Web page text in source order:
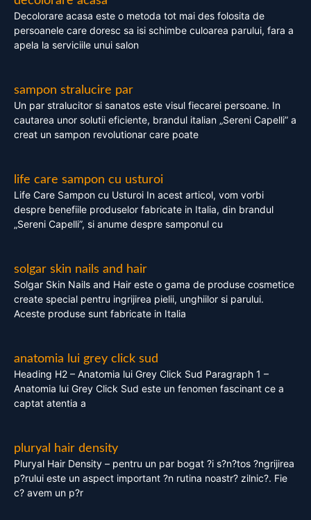
Decolorare acasa este o metoda tot mai des folosita de
persoanele care doresc sa isi schimbe culoarea parului, fara a
apela la serviciile unui salon
sampon stralucire par
Un par stralucitor si sanatos este visul fiecarei persoane. In
cautarea unor solutii eficiente, brandul italian „Sereni Capelli” a
creat un sampon revolutionar care poate
life care sampon cu usturoi
Life Care Sampon cu Usturoi In acest articol, vom vorbi
despre benefiile produselor fabricate in Italia, din brandul
„Sereni Capelli”, si anume despre samponul cu
solgar skin nails and hair
Solgar Skin Nails and Hair este o gama de produse cosmetice
create special pentru ingrijirea pielii, unghiilor si parului.
Aceste produse sunt fabricate in Italia
anatomia lui grey click sud
Heading H2 – Anatomia lui Grey Click Sud Paragraph 1 –
Anatomia lui Grey Click Sud este un fenomen fascinant ce a
captat atentia a
pluryal hair density
Pluryal Hair Density – pentru un par bogat ?i s?n?tos ?ngrijirea
p?rului este un aspect important ?n rutina noastr? zilnic?. Fie
c? avem un p?r